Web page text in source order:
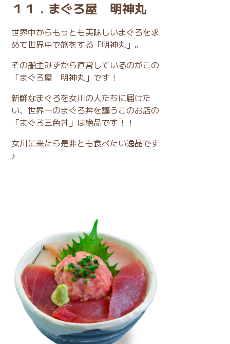
１１．まぐろ屋 明神丸
世界中からもっとも美味しいまぐろを求
めて世界中で旅をする「明神丸」。
その船主みずから直営しているのがこの
「まぐろ屋 明神丸」です！
新鮮なまぐろを女川の人たちに届けた
い、世界一のまぐろ丼を謳うこのお店の
「まぐろ三色丼」は絶品です！！
女川に来たら是非とも食べたい逸品です
♪